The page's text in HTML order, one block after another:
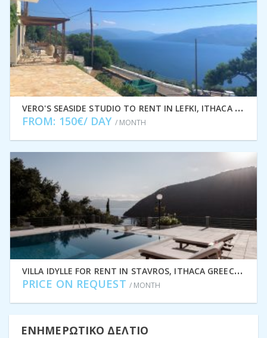
V
ERO'S SEASIDE STUDIO TO RENT IN LEFKI, ITHACA GREECE IDMVR001LEF
FROM: 150€/ DAY / MONTH
V
ILLA IDYLLE FOR RENT IN STAVROS, ITHACA GREECE IDMVR010STA
PRICE ON REQUEST / MONTH
ΕΝΗΜΕΡΩΤΙΚΌ ΔΕΛΤΊΟ